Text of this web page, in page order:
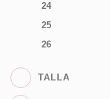
24
25
26
TALLA